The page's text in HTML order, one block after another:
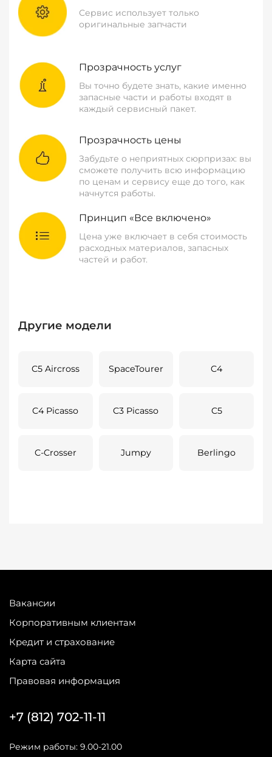
Сервис использует только
оригинальные запчасти
Прозрачность услуг
Вы точно будете знать, какие именно
запасные части и работы входят в
каждый сервисный пакет.
Прозрачность цены
Забудьте о неприятных сюрпризах: вы
сможете получить всю информацию
по ценам и сервису еще до того, как
начнутся работы.
Принцип «Все включено»
Цена уже включает в себя стоимость
расходных материалов, запасных
частей и работ.
Другие модели
C5 Aircross SpaceTourer C4
C4 Picasso C3 Picasso C5
C-Crosser Jumpy Berlingo
Вакансии
Корпоративным клиентам
Кредит и страхование
Карта сайта
Правовая информация
+7 (812) 702-11-11
Режим работы: 9.00-21.00